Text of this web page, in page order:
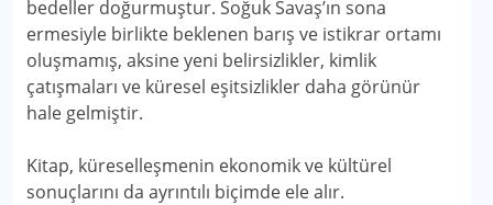
bedeller doğurmuştur. Soğuk Savaş’ın sona
ermesiyle birlikte beklenen barış ve istikrar ortamı
oluşmamış, aksine yeni belirsizlikler, kimlik
çatışmaları ve küresel eşitsizlikler daha görünür
hale gelmiştir.
Kitap, küreselleşmenin ekonomik ve kültürel
sonuçlarını da ayrıntılı biçimde ele alır.